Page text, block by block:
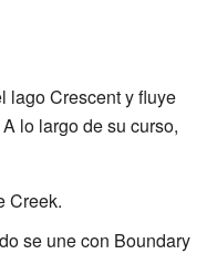
lago Crescent y fluye
lo largo de su curso,
Creek.
se une con Boundary